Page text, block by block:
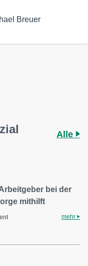
Alle
bei der
mithilft
mehr